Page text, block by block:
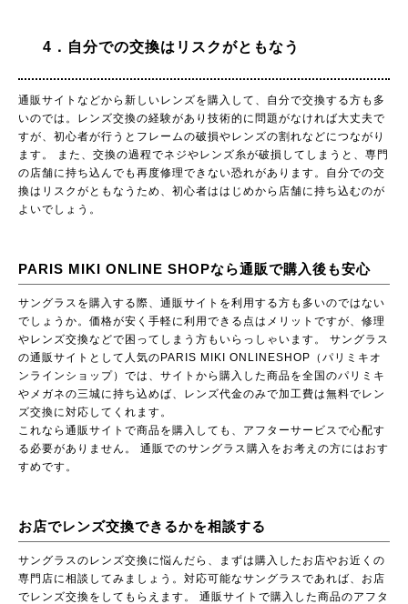
4．自分での交換はリスクがともなう
通販サイトなどから新しいレンズを購入して、自分で交換する方も多
いのでは。レンズ交換の経験があり技術的に問題がなければ大丈夫で
すが、初心者が行うとフレームの破損やレンズの割れなどにつながり
ます。 また、交換の過程でネジやレンズ糸が破損してしまうと、専門
の店舗に持ち込んでも再度修理できない恐れがあります。自分での交
換はリスクがともなうため、初心者ははじめから店舗に持ち込むのが
よいでしょう。
PARIS MIKI ONLINE SHOPなら通販で購入後も安心
サングラスを購入する際、通販サイトを利用する方も多いのではない
でしょうか。価格が安く手軽に利用できる点はメリットですが、修理
やレンズ交換などで困ってしまう方もいらっしゃいます。 サングラス
の通販サイトとして人気のPARIS MIKI ONLINESHOP（パリミキオ
ンラインショップ）では、サイトから購入した商品を全国のパリミキ
やメガネの三城に持ち込めば、レンズ代金のみで加工費は無料でレン
ズ交換に対応してくれます。
これなら通販サイトで商品を購入しても、アフターサービスで心配す
る必要がありません。 通販でのサングラス購入をお考えの方にはおす
すめです。
お店でレンズ交換できるかを相談する
サングラスのレンズ交換に悩んだら、まずは購入したお店やお近くの
専門店に相談してみましょう。対応可能なサングラスであれば、お店
でレンズ交換をしてもらえます。 通販サイトで購入した商品のアフタ